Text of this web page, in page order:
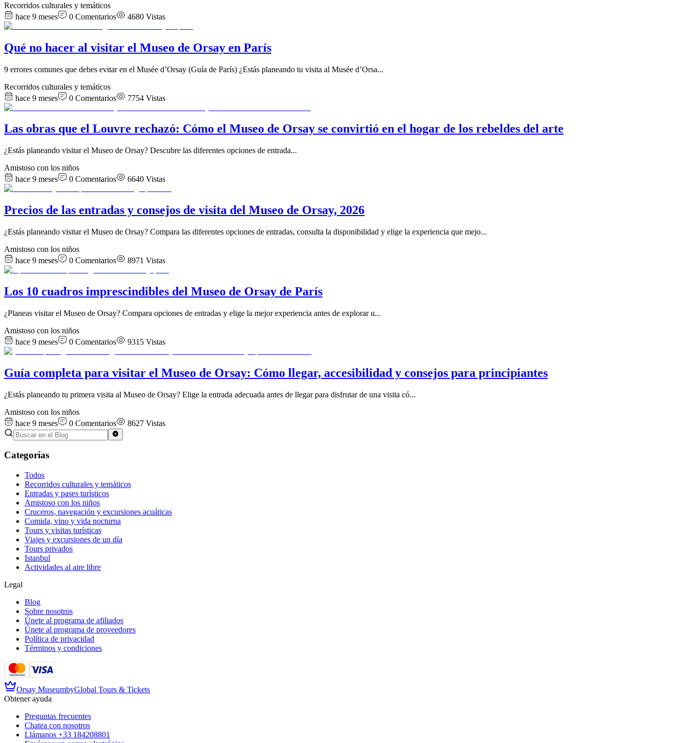
Recorridos culturales y temáticos
hace 9 meses
0 Comentarios 4680 Vistas
Qué no hacer al visitar el Museo de Orsay en París
9 errores comunes que debes evitar en el Musée d’Orsay (Guía de París) ¿Estás planeando tu visita al Musée d’Orsa...
Recorridos culturales y temáticos
hace 9 meses
0 Comentarios 7754 Vistas
Las obras que el Louvre rechazó: Cómo el Museo de Orsay se convirtió en el hogar de los rebeldes del arte
¿Estás planeando visitar el Museo de Orsay? Descubre las diferentes opciones de entrada...
Amistoso con los niños
hace 9 meses
0 Comentarios 6640 Vistas
Precios de las entradas y consejos de visita del Museo de Orsay, 2026
¿Estás planeando visitar el Museo de Orsay? Compara las diferentes opciones de entradas, consulta la disponibilidad y elige la experiencia que mejo...
Amistoso con los niños
hace 9 meses
0 Comentarios 8971 Vistas
Los 10 cuadros imprescindibles del Museo de Orsay de París
¿Planeas visitar el Museo de Orsay? Compara opciones de entradas y elige la mejor experiencia antes de explorar u...
Amistoso con los niños
hace 9 meses
0 Comentarios 9315 Vistas
Guía completa para visitar el Museo de Orsay: Cómo llegar, accesibilidad y consejos para principiantes
¿Estás planeando tu primera visita al Museo de Orsay? Elige la entrada adecuada antes de llegar para disfrutar de una visita có...
Amistoso con los niños
hace 9 meses
0 Comentarios 8627 Vistas
Categorías
Todos
Recorridos culturales y temáticos
Entradas y pases turísticos
Amistoso con los niños
Cruceros, navegación y excursiones acuáticas
Comida, vino y vida nocturna
Tours y visitas turísticas
Viajes y excursiones de un día
Tours privados
Istanbul
Actividades al aire libre
Legal
Blog
Sobre nosotros
Únete al programa de afiliados
Únete al programa de proveedores
Política de privacidad
Términos y condiciones
Orsay MuseumbyGlobal Tours & Tickets
Obtener ayuda
Preguntas frecuentes
Chatea con nosotros
Llámanos +33 184208801